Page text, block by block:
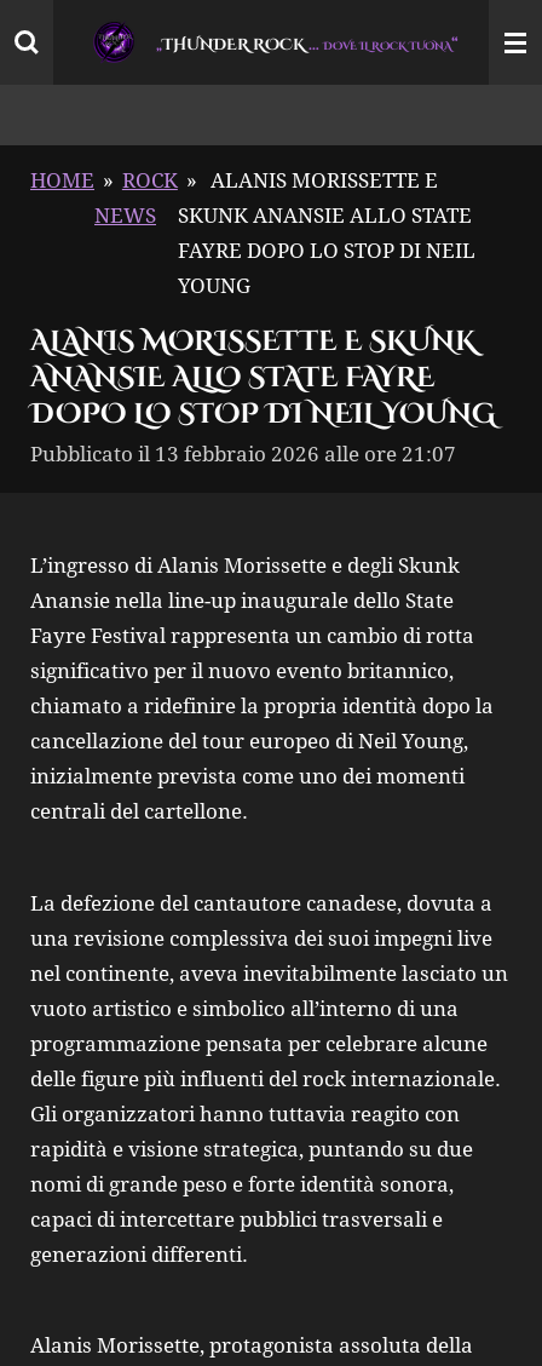
Vai
„THUNDER ROCK…DOVE IL ROCK TUONA“
HOME » ROCK
NEWS
» ALANIS MORISSETTE E
SKUNK ANANSIE ALLO STATE
FAYRE DOPO LO STOP DI NEIL
YOUNG
ALANIS MORISSETTE E SKUNK
ANANSIE ALLO STATE FAYRE
DOPO LO STOP DI NEIL YOUNG
Pubblicato il 13 febbraio 2026 alle ore 21:07
L’ingresso di Alanis Morissette e degli Skunk
Anansie nella line-up inaugurale dello State
Fayre Festival rappresenta un cambio di rotta
significativo per il nuovo evento britannico,
chiamato a ridefinire la propria identità dopo la
cancellazione del tour europeo di Neil Young,
inizialmente prevista come uno dei momenti
centrali del cartellone.
La defezione del cantautore canadese, dovuta a
una revisione complessiva dei suoi impegni live
nel continente, aveva inevitabilmente lasciato un
vuoto artistico e simbolico all’interno di una
programmazione pensata per celebrare alcune
delle figure più influenti del rock internazionale.
Gli organizzatori hanno tuttavia reagito con
rapidità e visione strategica, puntando su due
nomi di grande peso e forte identità sonora,
capaci di intercettare pubblici trasversali e
generazioni differenti.
Alanis Morissette, protagonista assoluta della